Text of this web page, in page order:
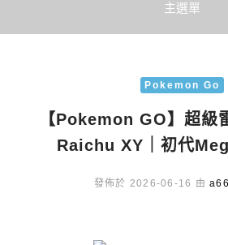
主選單
Pokemon Go
【Pokemon GO】超級
Raichu XY｜初代
發佈於 2026-06-16 由